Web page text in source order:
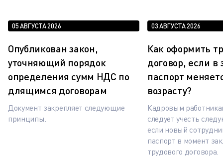
05 АВГУСТА 2026
Опубликован закон,
уточняющий порядок
определения сумм НДС по
длящимся договорам
Документ закрепляет следующие
принципы.
03 АВГУСТА 2026
Как оформить
договор, если в
паспорт
возрасту?
Кадровым
следует учесть
если новый
паспорт в момент
трудового договора.